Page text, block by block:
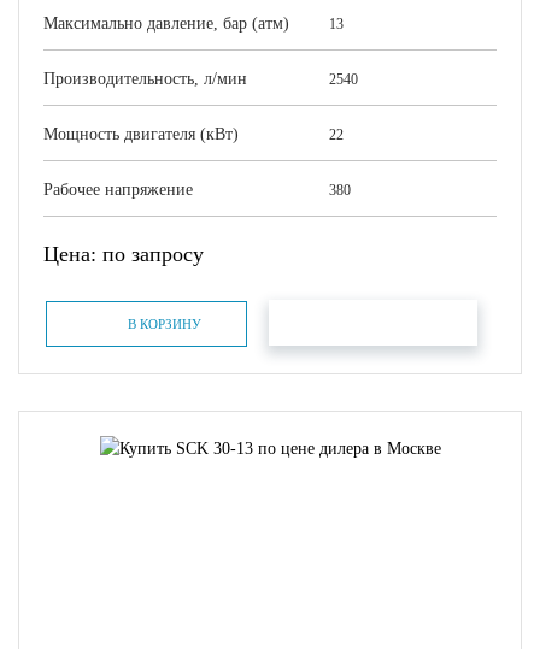
Максимально давление, бар (атм) 13
Производительность, л/мин 2540
Мощность двигателя (кВт) 22
Рабочее напряжение 380
Цена: по запросу
В КОРЗИНУ